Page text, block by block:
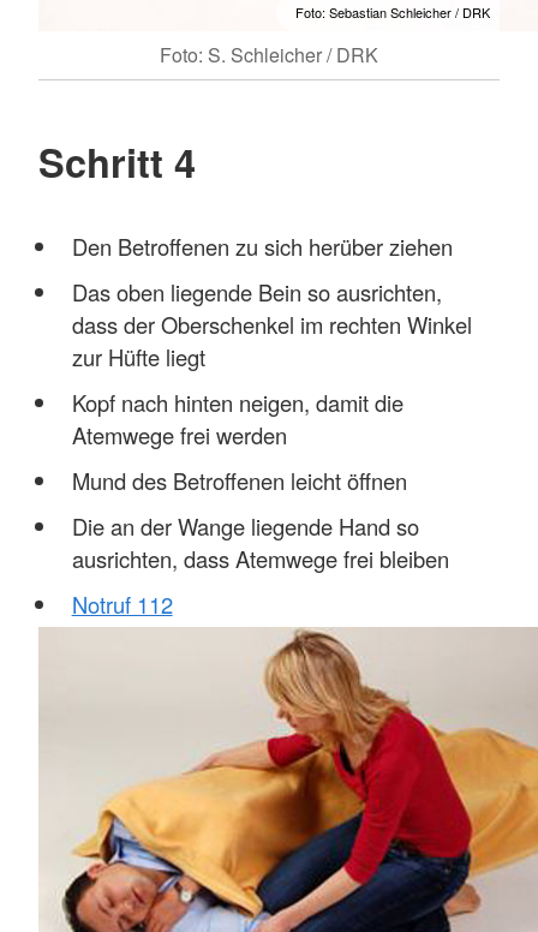
Foto: Sebastian Schleicher / DRK
Foto: S. Schleicher / DRK
Schritt 4
Den Betroffenen zu sich herüber ziehen
Das oben liegende Bein so ausrichten,
dass der Oberschenkel im rechten Winkel
zur Hüfte liegt
Kopf nach hinten neigen, damit die
Atemwege frei werden
Mund des Betroffenen leicht öffnen
Die an der Wange liegende Hand so
ausrichten, dass Atemwege frei bleiben
Notruf 112